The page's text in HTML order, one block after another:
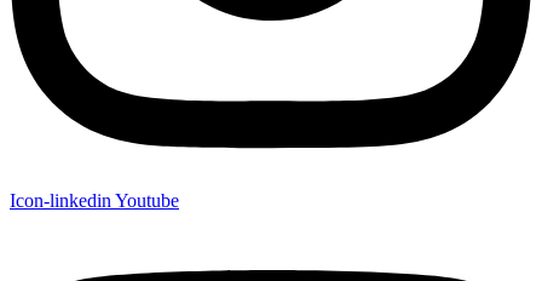
Icon-linkedin Youtube